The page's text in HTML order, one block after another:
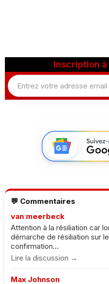
Inscription
💬 Commentaires
van meerbeck
Attention à la résiliation car
démarche de résiliation sur
confirmation...
Lire la discussion →
Max Johnson